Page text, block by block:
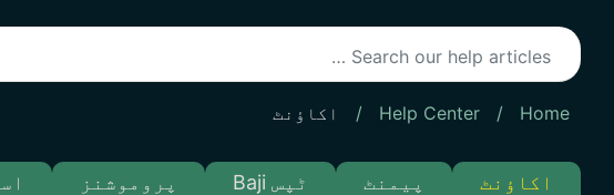
Home
/
Help Center
/ اکاؤنٹ
اکاؤنٹ پیمنٹ ٹپس Baji پروموشنز